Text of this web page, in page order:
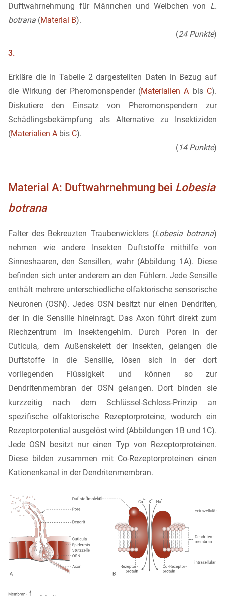
Duftwahrnehmung für Männchen und Weibchen von L.
botrana (Material B).
(24 Punkte)
3.
Erkläre die in Tabelle 2 dargestellten Daten in Bezug auf
die Wirkung der Pheromonspender (Materialien A bis C).
Diskutiere den Einsatz von Pheromonspendern zur
Schädlingsbekämpfung als Alternative zu Insektiziden
(Materialien A bis C).
(14 Punkte)
Material A: Duftwahrnehmung bei Lobesia
botrana
Falter des Bekreuzten Traubenwicklers (Lobesia botrana)
nehmen wie andere Insekten Duftstoffe mithilfe von
Sinneshaaren, den Sensillen, wahr (Abbildung 1A). Diese
befinden sich unter anderem an den Fühlern. Jede Sensille
enthält mehrere unterschiedliche olfaktorische sensorische
Neuronen (OSN). Jedes OSN besitzt nur einen Dendriten,
der in die Sensille hineinragt. Das Axon führt direkt zum
Riechzentrum im Insektengehirn. Durch Poren in der
Cuticula, dem Außenskelett der Insekten, gelangen die
Duftstoffe in die Sensille, lösen sich in der dort
vorliegenden Flüssigkeit und können so zur
Dendritenmembran der OSN gelangen. Dort binden sie
kurzzeitig nach dem Schlüssel-Schloss-Prinzip an
spezifische olfaktorische Rezeptorproteine, wodurch ein
Rezeptorpotential ausgelöst wird (Abbildungen 1B und 1C).
Jede OSN besitzt nur einen Typ von Rezeptorproteinen.
Diese bilden zusammen mit Co-Rezeptorproteinen einen
Kationenkanal in der Dendritenmembran.